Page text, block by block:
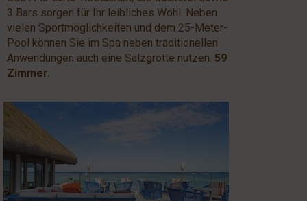
3 Bars sorgen für Ihr leibliches Wohl. Neben
vielen Sportmöglichkeiten und dem 25-Meter-
Pool können Sie im Spa neben traditionellen
Anwendungen auch eine Salzgrotte nutzen. 59
Zimmer.